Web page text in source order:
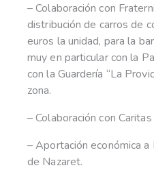
– Colaboración con
distribución de carros de
euros la unidad, para la
muy en particular con la
con la Guardería “La
zona.
– Colaboración con
– Aportación económica
de Nazaret.